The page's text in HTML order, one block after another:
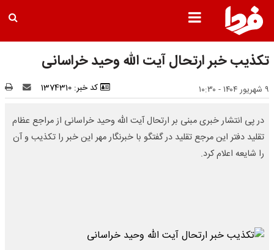
تکذیب خبر ارتحال آیت الله وحید خراسانی
۹ شهریور ۱۴۰۴ - ۱۰:۳۰ کد خبر: 1374310
در پی انتشار خبری مبنی بر ارتحال آیت الله وحید خراسانی از مراجع عظام
تقلید دفتر این مرجع تقلید در گفتگو با خبرنگار مهر این خبر را تکذیب و آن
را شایعه اعلام کرد.